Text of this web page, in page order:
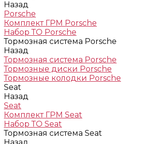
Назад
Porsche
Комплект ГРМ Porsche
Набор ТО Porsche
Тормозная система Porsche
Назад
Тормозная система Porsche
Тормозные диски Porsche
Тормозные колодки Porsche
Seat
Назад
Seat
Комплект ГРМ Seat
Набор ТО Seat
Тормозная система Seat